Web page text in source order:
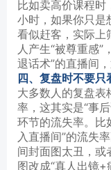
比如卖高价课程时
小时，如果你只是
看似赶客，实际上
人产生“被尊重感”
退话术”的直播间
四、复盘时不要只
大多数人的复盘表
率，这其实是“事
环节的流失率。比
入直播间”的流失
间封面图太丑，或
图改成“真人出镜+